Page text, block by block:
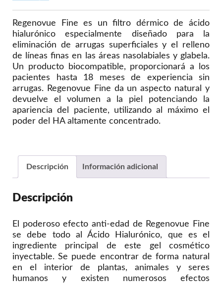
Regenovue Fine es un filtro dérmico de ácido
hialurónico especialmente diseñado para la
eliminación de arrugas superficiales y el relleno
de líneas finas en las áreas nasolabiales y glabela.
Un producto biocompatible, proporcionará a los
pacientes hasta 18 meses de experiencia sin
arrugas. Regenovue Fine da un aspecto natural y
devuelve el volumen a la piel potenciando la
apariencia del paciente, utilizando al máximo el
poder del HA altamente concentrado.
Descripción Información adicional
Descripción
El poderoso efecto anti-edad de Regenovue Fine
se debe todo al Ácido Hialurónico, que es el
ingrediente principal de este gel cosmético
inyectable. Se puede encontrar de forma natural
en el interior de plantas, animales y seres
humanos y existen numerosos efectos